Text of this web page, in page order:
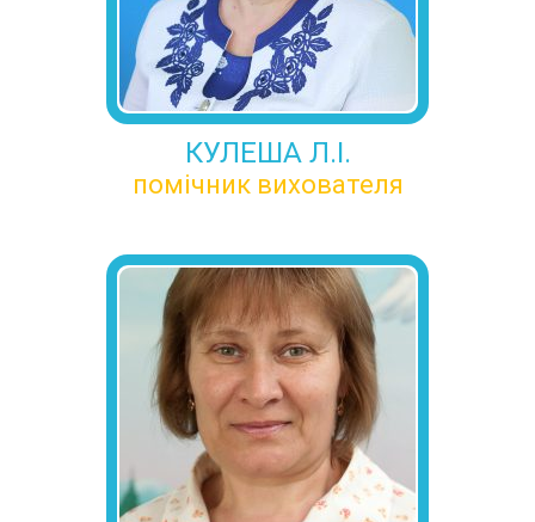
КУЛЕША Л.І.
помічник вихователя